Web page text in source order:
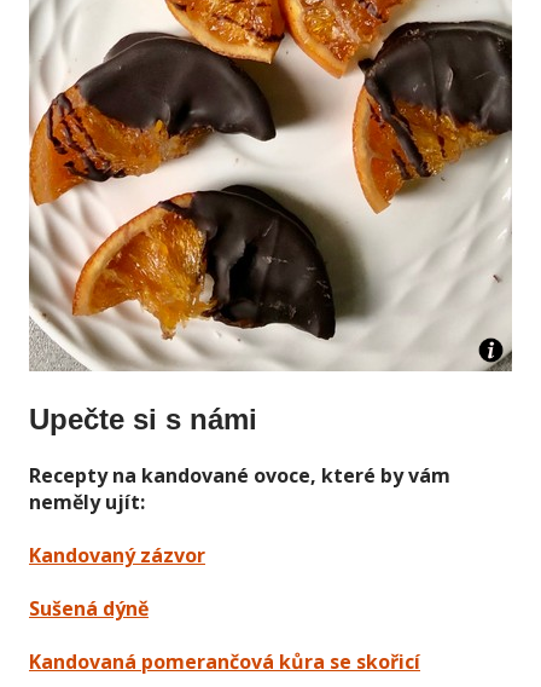
Upečte si s námi
Recepty na kandované ovoce, které by vám
neměly ujít:
Kandovaný zázvor
Sušená dýně
Kandovaná pomerančová kůra se skořicí